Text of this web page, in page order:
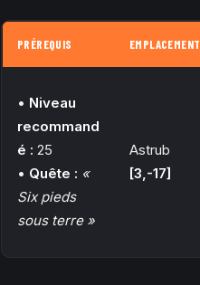
PRÉREQUIS EMPLACEMENT
• Niveau
recommand
é : 25
• Quête : «
Six pieds
sous terre »
Astrub
[3,-17]